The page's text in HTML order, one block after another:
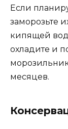
Если
заморозьте
кипящей
охладите и
месяцев.